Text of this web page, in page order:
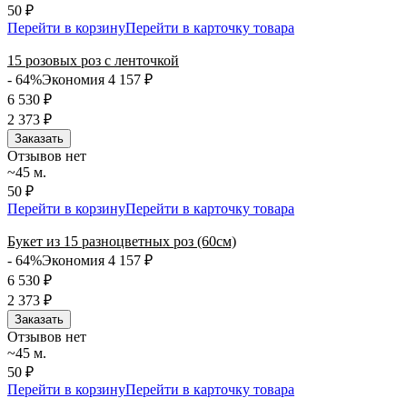
50 ₽
Перейти в корзинуПерейти в карточку товара
15 розовых роз с ленточкой
- 64%Экономия 4 157 ₽
6 530 ₽
2 373 ₽
Заказать
Отзывов нет
~45 м.
50 ₽
Перейти в корзинуПерейти в карточку товара
Букет из 15 разноцветных роз (60см)
- 64%Экономия 4 157 ₽
6 530 ₽
2 373 ₽
Заказать
Отзывов нет
~45 м.
50 ₽
Перейти в корзинуПерейти в карточку товара